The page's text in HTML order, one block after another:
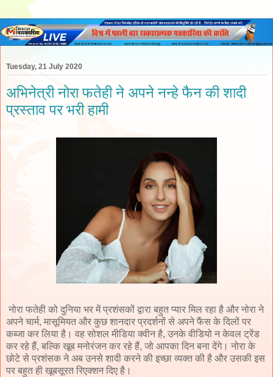
Tuesday, 21 July 2020
अभिनेत्री नोरा फतेही ने अपने नन्हे फैन की शादी
प्रस्ताव पर भरी हामी
नोरा फतेही को दुनिया भर में प्रशंसकों द्वारा बहुत प्यार मिल रहा है और नोरा ने
अपने चार्म, मासूमियत और कुछ शानदार प्रदर्शनों से अपने फैंस के दिलों पर
कब्जा कर लिया है। वह सोशल मीडिया क्वीन है, उनके वीडियो न केवल ट्रेंड
कर रहे हैं, बल्कि खूब मनोरंजन कर रहे हैं, जो आपका दिन बना देंगे। नोरा के
छोटे से प्रशंसक ने अब उनसे शादी करने की इच्छा व्यक्त की है और उसकी इस
पर बहुत ही खूबसूरत रिएक्शन दिए है।